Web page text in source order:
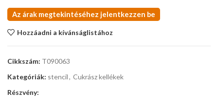
Az árak megtekintéséhez jelentkezzen be
Hozzáadni a kívánságlistához
Cikkszám: T090063
Kategóriák: stencil, Cukrász kellékek
Részvény: